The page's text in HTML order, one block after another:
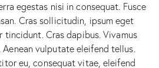
egestas nisi in consequat. Fusce
Cras sollicitudin, ipsum eget
tincidunt. Cras dapibus. Vivamus
Aenean vulputate eleifend tellus.
eu, consequat vitae, eleifend